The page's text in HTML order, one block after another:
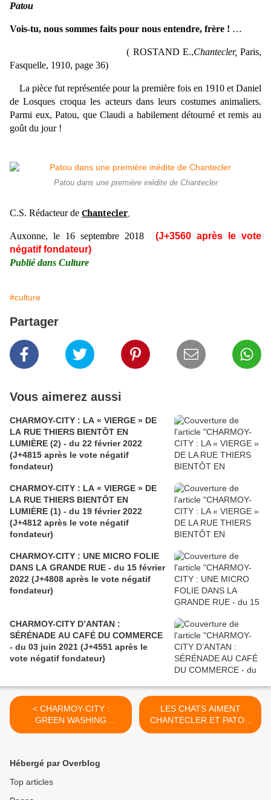
Patou
Vois-tu, nous sommes faits pour nous entendre, frère ! …
( ROSTAND E.,Chantecler,Paris,
Fasquelle, 1910, page 36)
La pièce fut représentée pour la première fois en 1910 et Daniel
de Losques croqua les acteurs dans leurs costumes animaliers.
Parmi eux, Patou, que Claudi a habilement détourné et remis au
goût du jour !
Patou dans une première inédite de Chantecler
C.S. Rédacteur de Chantecler
Auxonne, le 16 septembre 2018
(J+3560 après le vote
négatif fondateur)
Publié dans Culture
#culture
Partager
Vous aimerez aussi
CHARMOY-CITY : LA « VIERGE » DE
LA RUE THIERS BIENTÔT EN
LUMIÈRE (2) - du 22 février 2022
(J+4815 après le vote négatif
fondateur)
CHARMOY-CITY : LA « VIERGE » DE
LA RUE THIERS BIENTÔT EN
LUMIÈRE (1) - du 19 février 2022
(J+4812 après le vote négatif
fondateur)
CHARMOY-CITY : UNE MICRO FOLIE
DANS LA GRANDE RUE - du 15 février
2022 (J+4808 après le vote négatif
fondateur)
CHARMOY-CITY D’ANTAN :
SÉRÉNADE AU CAFÉ DU COMMERCE
- du 03 juin 2021 (J+4551 après le
vote négatif fondateur)
< CHARMOY-CITY :
GREEN WASHING
PUBLICITAIRE, LE
après le vote négatif
LES CHATS AIMENT
CHANTECLER ET PATOU
N’EST PAS JALOUX ! - du
Hébergé par Overblog
Top articles